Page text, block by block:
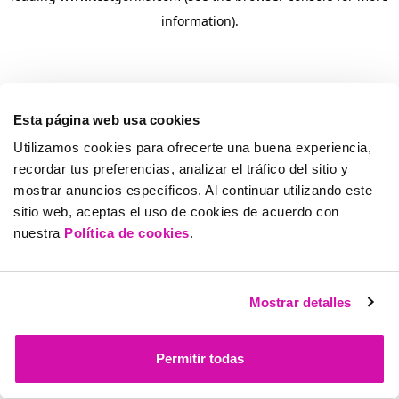
Esta página web usa cookies
Utilizamos cookies para ofrecerte una buena experiencia,
recordar tus preferencias, analizar el tráfico del sitio y
mostrar anuncios específicos. Al continuar utilizando este
sitio web, aceptas el uso de cookies de acuerdo con
nuestra Política de cookies.
Mostrar detalles
Permitir todas
information).